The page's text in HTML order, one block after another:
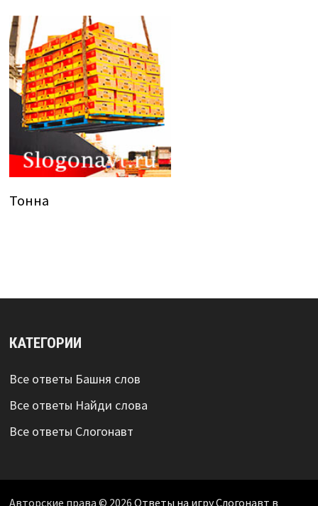
Тонна
КАТЕГОРИИ
Все ответы Башня слов
Все ответы Найди слова
Все ответы Слогонавт
Авторские права © 2026 Ответы на игру Слогонавт в